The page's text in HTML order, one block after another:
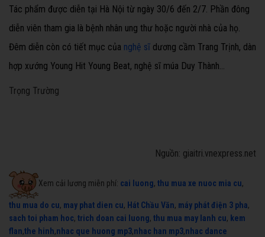
Tác phẩm được diễn tại Hà Nội từ ngày 30/6 đến 2/7. Phần đông
diễn viên tham gia là bệnh nhân ung thư hoặc người nhà của họ.
Đêm diễn còn có tiết mục của nghệ sĩ dương cầm Trang Trịnh, dàn
hợp xướng Young Hit Young Beat, nghệ sĩ múa Duy Thành...
Trọng Trường
Nguồn: giaitri.vnexpress.net
Xem cải lương miễn phí: cai luong, thu mua xe nuoc mia cu,
thu mua do cu, may phat dien cu, Hát Chầu Văn, máy phát điện 3 pha,
sach toi pham hoc, trich doan cai luong, thu mua may lanh cu, kem
flan,the hinh,nhac que huong mp3,nhac han mp3,nhac dance